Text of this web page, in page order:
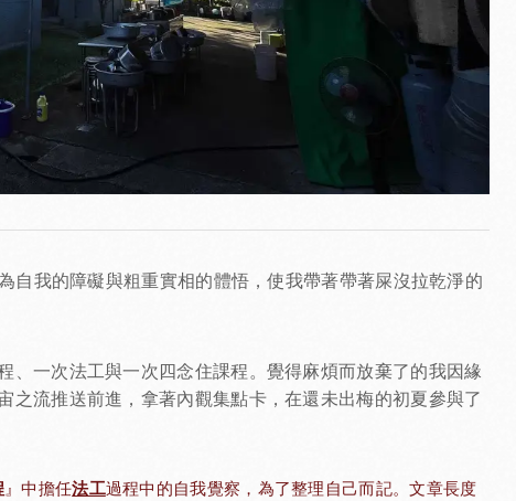
自我的障礙與粗重實相的體悟，使我帶著帶著屎沒拉乾淨的
、一次法工與一次四念住課程。覺得麻煩而放棄了的我因緣
之流推送前進，拿著內觀集點卡，在還未出梅的初夏參與了
』中擔任法工過程中的自我覺察，為了整理自己而記。文章長度